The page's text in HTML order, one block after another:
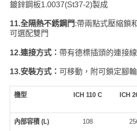
鍍鋅鋼板1.0037(St37-2)製成
11.全隔熱不銹鋼門:帶兩點式壓縮鎖
可選配雙門
12.連接方式： 帶有德標插頭的連接線
13.安裝方式： 可移動，附可鎖定腳輪
機型 ICH 110 C ICH
內部容積 (L) 108